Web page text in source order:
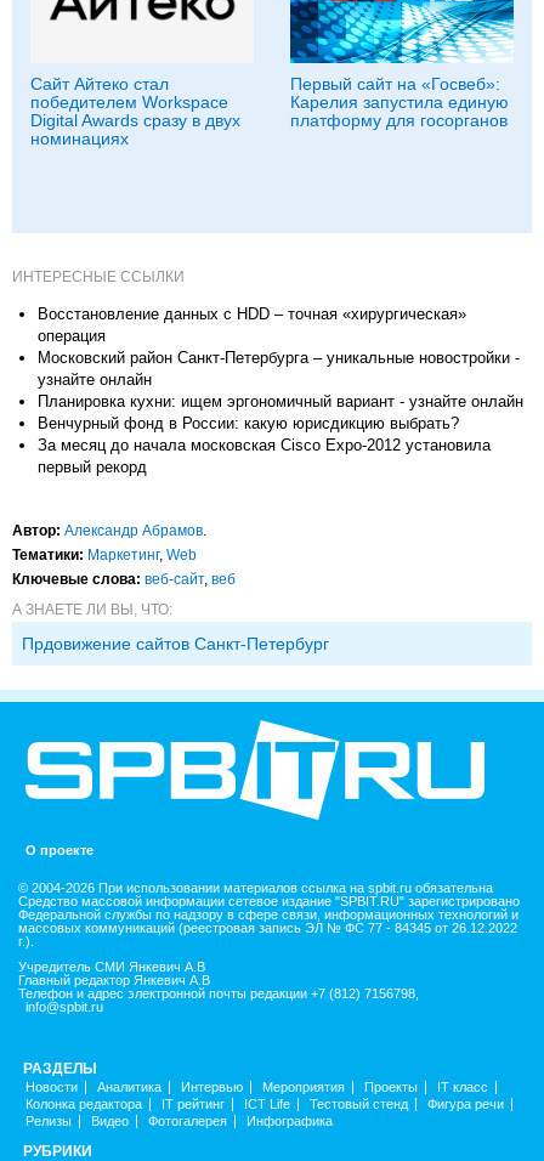
Сайт Айтеко стал
победителем Workspace
Digital Awards сразу в двух
номинациях
Первый сайт на «Госвеб»:
Карелия запустила единую
платформу для госорганов
ИНТЕРЕСНЫЕ ССЫЛКИ
Восстановление данных с HDD – точная «хирургическая»
операция
Московский район Санкт-Петербурга – уникальные новостройки -
узнайте онлайн
Планировка кухни: ищем эргономичный вариант - узнайте онлайн
Венчурный фонд в России: какую юрисдикцию выбрать?
За месяц до начала московская Cisco Expo-2012 установила
первый рекорд
Автор: Александр Абрамов
Тематики: Маркетинг, Web
Ключевые слова: веб-сайт, веб
А ЗНАЕТЕ ЛИ ВЫ, ЧТО:
Прдовижение сайтов Санкт-Петербург
О проекте
© 2004-2026 При использовании материалов ссылка на spbit.ru обязательна
Средство массовой информации сетевое издание "SPBIT.RU" зарегистрировано
Федеральной службы по надзору в сфере связи, информационных технологий и
массовых коммуникаций (реестровая запись ЭЛ № ФС 77 - 84345 от 26.12.2022
г.).
Учредитель СМИ Янкевич А.В
Главный редактор Янкевич А.В
Телефон и адрес электронной почты редакции +7 (812) 7156798,
info@spbit.ru
РАЗДЕЛЫ
Новости Аналитика Интервью Мероприятия Проекты
IT класс
Колонка редактора
IT рейтинг ICT Life Тестовый стенд
Фигура речи
Релизы
Видео Фотогалерея Инфографика
РУБРИКИ